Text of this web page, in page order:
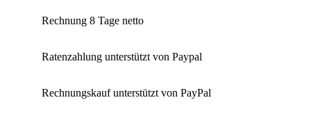
Rechnung 8 Tage netto
Ratenzahlung unterstützt von Paypal
Rechnungskauf unterstützt von PayPal